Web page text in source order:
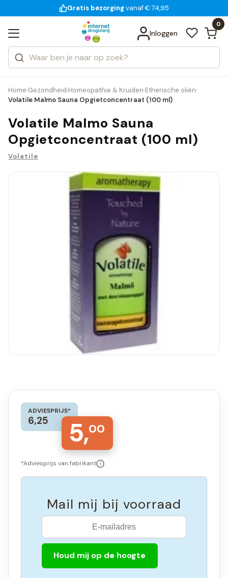
voor 18:00 uur besteld
Gratis bezorgingvanaf € 74,95
14 dagen bedenktijd
Inloggen
0
Zoeken
Categorieën
Merken
Bekijk alle resultaten
Home›Gezondheid›Homeopathie & Kruiden›Etherische oliën›
Volatile Malmo Sauna Opgietconcentraat (100 ml)
Volatile Malmo Sauna
Opgietconcentraat (100 ml)
Volatile
ADVIESPRIJS*
6,25 5,00
*Adviesprijs van fabrikant i
Mail mij bij voorraad
Houd mij op de hoogte